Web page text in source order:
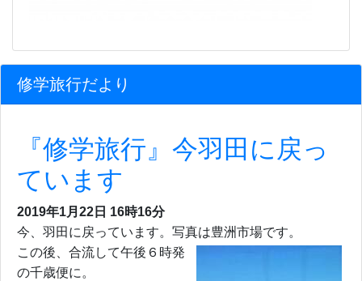
修学旅行だより
『修学旅行』今羽田に戻っ
ています
2019年1月22日 16時16分
今、羽田に戻っています。写真は豊洲市場です。
この後、合流して午後６時発
の千歳便に。